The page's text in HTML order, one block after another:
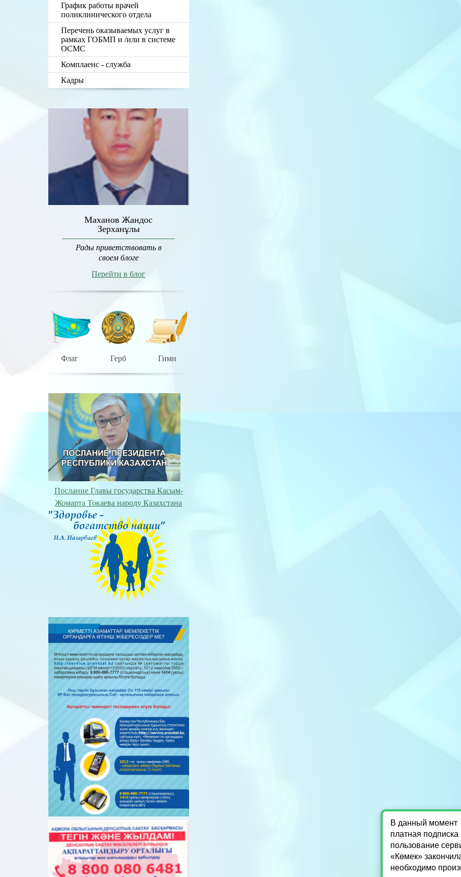
График работы врачей
поликлинического отдела
Перечень оказываемых услуг в
рамках ГОБМП и /или в системе
ОСМС
Комплаенс - служба
Кадры
Маханов Жандос
Зерханұлы
Рады приветствовать в
своем блоге
Перейти в блог
Флаг Герб Гимн
Послание Главы государства Касым-
Жомарта Токаева народу Казахстана